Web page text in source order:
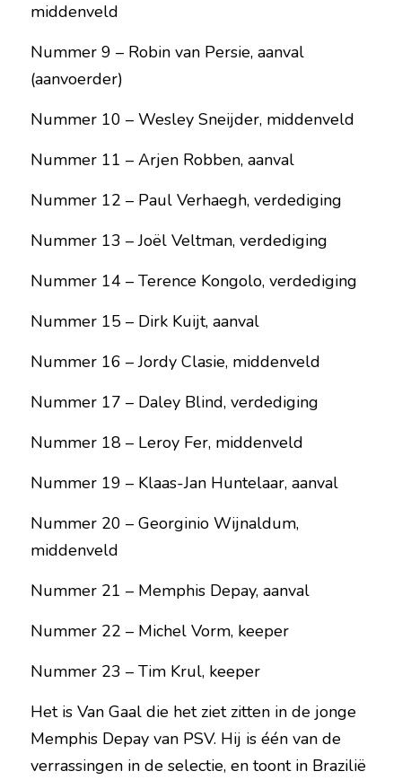
middenveld
Nummer 9 – Robin van Persie, aanval
(aanvoerder)
Nummer 10 – Wesley Sneijder, middenveld
Nummer 11 – Arjen Robben, aanval
Nummer 12 – Paul Verhaegh, verdediging
Nummer 13 – Joël Veltman, verdediging
Nummer 14 – Terence Kongolo, verdediging
Nummer 15 – Dirk Kuijt, aanval
Nummer 16 – Jordy Clasie, middenveld
Nummer 17 – Daley Blind, verdediging
Nummer 18 – Leroy Fer, middenveld
Nummer 19 – Klaas-Jan Huntelaar, aanval
Nummer 20 – Georginio Wijnaldum,
middenveld
Nummer 21 – Memphis Depay, aanval
Nummer 22 – Michel Vorm, keeper
Nummer 23 – Tim Krul, keeper
Het is Van Gaal die het ziet zitten in de jonge
Memphis Depay van PSV. Hij is één van de
verrassingen in de selectie, en toont in Brazilië